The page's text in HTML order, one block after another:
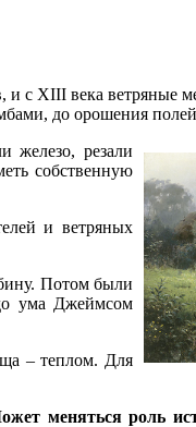
и с XIII века ветряные
до орошения
железо, резали
собственную
и ветряных
Потом были
ума Джеймсом
– теплом. Для
меняться роль